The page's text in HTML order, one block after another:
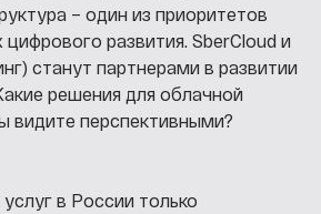
– один из приоритетов
развития. SberCloud и
станут партнерами в развитии
решения для облачной
видите перспективными?
в России только